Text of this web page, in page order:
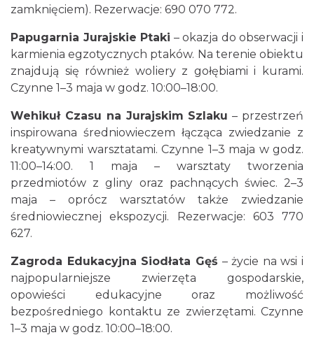
zamknięciem). Rezerwacje: 690 070 772.
Papugarnia Jurajskie Ptaki – okazja do obserwacji i
karmienia egzotycznych ptaków. Na terenie obiektu
znajdują się również woliery z gołębiami i kurami.
Czynne 1–3 maja w godz. 10:00–18:00.
Wehikuł Czasu na Jurajskim Szlaku – przestrzeń
inspirowana średniowieczem łącząca zwiedzanie z
kreatywnymi warsztatami. Czynne 1–3 maja w godz.
11:00–14:00. 1 maja – warsztaty tworzenia
przedmiotów z gliny oraz pachnących świec. 2–3
maja – oprócz warsztatów także zwiedzanie
średniowiecznej ekspozycji. Rezerwacje: 603 770
627.
Zagroda Edukacyjna Siodłata Gęś – życie na wsi i
najpopularniejsze zwierzęta gospodarskie,
opowieści edukacyjne oraz możliwość
bezpośredniego kontaktu ze zwierzętami. Czynne
1–3 maja w godz. 10:00–18:00.